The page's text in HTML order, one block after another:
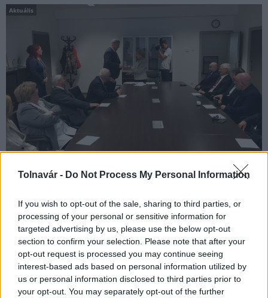
Tolnavár - Do Not Process My Personal Information
If you wish to opt-out of the sale, sharing to third parties, or
processing of your personal or sensitive information for
targeted advertising by us, please use the below opt-out
section to confirm your selection. Please note that after your
opt-out request is processed you may continue seeing
interest-based ads based on personal information utilized by
us or personal information disclosed to third parties prior to
your opt-out. You may separately opt-out of the further
Aktuális
A szekszárdi közgyűlés újonnan megválasztott tizennégy
Nyugdíjasok találkoztak Szekszárdon
Aktuális